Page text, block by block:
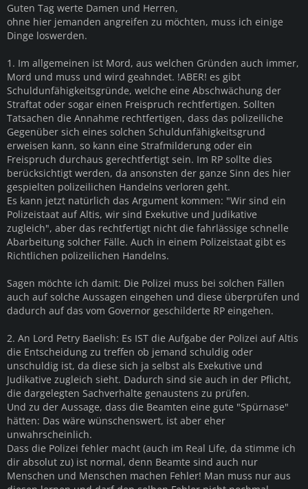
Guten Tag werte Damen und Herren,
ohne hier jemanden angreifen zu möchten, muss ich einige
Dinge loswerden.
1. Im allgemeinen ist Mord, aus welchen Gründen auch immer,
Mord und muss und wird geahndet. !ABER! es gibt
Schuldunfähigkeitsgründe, welche eine Abschwächung der
Straftat oder sogar einen Freispruch rechtfertigen. Sollten
Tatsachen die Annahme rechtfertigen, dass das polizeiliche
Gegenüber sich eines solchen Schuldunfähigkeitsgrund
erweisen kann, so kann eine Strafmilderung oder ein
Freispruch durchaus gerechtfertigt sein. Im RP sollte dies
berücksichtigt werden, da ansonsten der ganze Sinn des hier
gespielten polizeilichen Handelns verloren geht.
Es kann jetzt natürlich das Argument kommen: "Wir sind ein
Polizeistaat auf Altis, wir sind Exekutive und Judikative
zugleich", aber das rechtfertigt nicht die fahrlässige schnelle
Abarbeitung solcher Fälle. Auch in einem Polizeistaat gibt es
Richtlichen polizeilichen Handelns.
Sagen möchte ich damit: Die Polizei muss bei solchen Fällen
auch auf solche Aussagen eingehen und diese überprüfen und
dadurch auf das vom Governor geschilderte RP eingehen.
2. An Lord Petry Baelish: Es IST die Aufgabe der Polizei auf Altis
die Entscheidung zu treffen ob jemand schuldig oder
unschuldig ist, da diese sich ja selbst als Exekutive und
Judikative zugleich sieht. Dadurch sind sie auch in der Pflicht,
die dargelegten Sachverhalte genaustens zu prüfen.
Und zu der Aussage, dass die Beamten eine gute "Spürnase"
hätten: Das wäre wünschenswert, ist aber eher
unwahrscheinlich.
Dass die Polizei fehler macht (auch im Real Life, da stimme ich
dir absolut zu) ist normal, denn Beamte sind auch nur
Menschen und Menschen machen Fehler! Man muss nur aus